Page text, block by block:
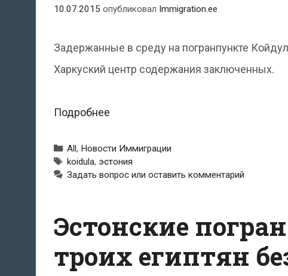
10.07.2015 опубликовал Immigration.ee
Задержанные в среду на погранпункте
Харкуский центр содержания заключенных.
Подробнее
Койдула
трое
без
помещены
Рубрики
All, Новости Иммиграции
Метки
koidula, эстония
Задать вопрос или оставить комментарий
Эстонские
троих египтян